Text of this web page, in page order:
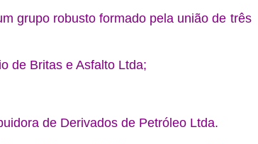
grupo robusto formado pela união de três
de Britas e Asfalto Ltda;
de Derivados de Petróleo Ltda.